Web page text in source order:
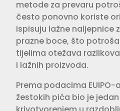
metode za prevaru
često ponovno koriste
ispisuju lažne naljepnice
prazne boce, što
tijelima otežava
i lažnih proizvoda.
Prema podacima EUIPO-
žestokih pića bio je